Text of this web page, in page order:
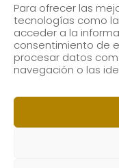
Para ofrecer las
tecnologías como
acceder a la
consentimiento de
procesar datos
navegación o las
Subscribe to our
email.